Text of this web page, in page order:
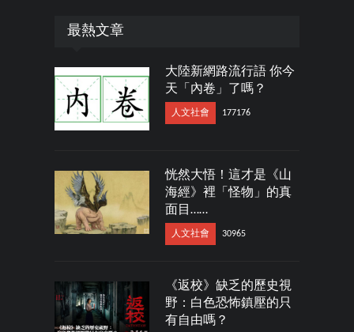
最熱文章
大陸新網路流行語 你今
天「內卷」了嗎？
人文社會 177176
恍然大悟！這才是《山
海經》裡「怪物」的真
面目……
人文社會 30965
《返校》缺乏的歷史視
野：白色恐怖鎮壓的只
有自由嗎？